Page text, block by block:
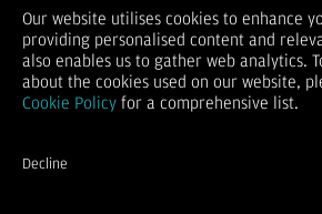
memasok senjata ke Israel.
Pernyataan itu terungkap saat dia
rilis pada Jumat (30/8). Harris
pemerintahan dia berbeda dengan
menahan bantuan senjata ke Israel.
"Biar saya perjelas. Saya tegas dan
komitmen saya terhadap pertahanan
mereka untuk mempertahankan diri,"
Welcome to
Trade with a Trusted
Our website utilises cookies to enhance
providing personalised content and
also enables us to gather web analytics.
about the cookies used on our website,
Cookie Policy for a comprehensive list.
Decline